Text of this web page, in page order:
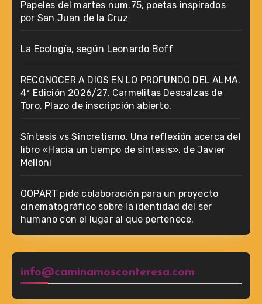
Papeles del martes num.75, poetas inspirados
por San Juan de la Cruz
La Ecología, según Leonardo Boff
RECONOCER A DIOS EN LO PROFUNDO DEL ALMA.
4ª Edición 2026/27. Carmelitas Descalzas de
Toro. Plazo de inscripción abierto.
Síntesis vs Sincretismo. Una reflexión acerca del
libro «Hacia un tiempo de síntesis», de Javier
Melloni
OOPART pide colaboración para un proyecto
cinematográfico sobre la identidad del ser
humano con el lugar al que pertenece.
info@caminamosconteresa.com